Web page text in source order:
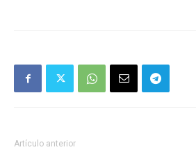
Artículo anterior